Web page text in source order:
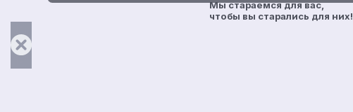
Мы стараемся для вас,
чтобы вы старались для них!